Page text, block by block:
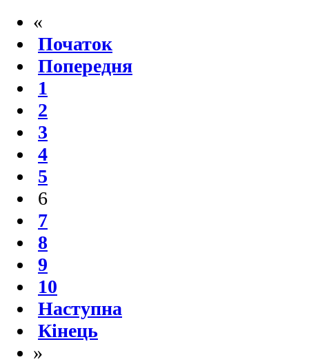
«
Початок
Попередня
1
2
3
4
5
6
7
8
9
10
Наступна
Кінець
»